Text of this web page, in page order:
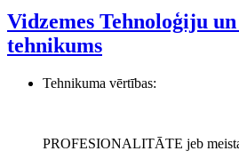
Vidzemes Tehnoloģiju
tehnikums
Tehnikuma vērtības:
PROFESIONALITĀTE jeb